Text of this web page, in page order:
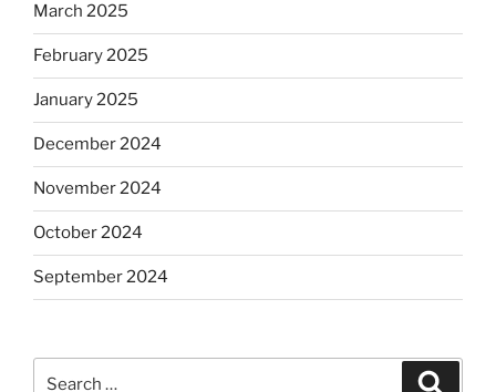
March 2025
February 2025
January 2025
December 2024
November 2024
October 2024
September 2024